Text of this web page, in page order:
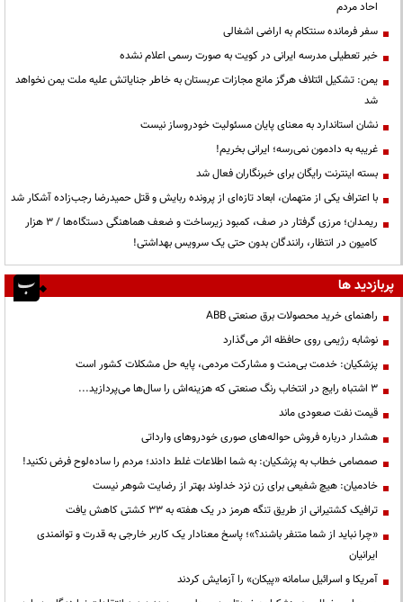
احاد مردم
سفر فرمانده سنتکام به اراضی اشغالی
خبر تعطیلی مدرسه ایرانی در کویت به صورت رسمی اعلام نشده
یمن: تشکیل ائتلاف هرگز مانع مجازات عربستان به خاطر جنایاتش علیه ملت یمن نخواهد
شد
نشان استاندارد به معنای پایان مسئولیت خودروساز نیست
غریبه به دادمون نمی‌رسه؛ ایرانی بخریم!
بسته اینترنت رایگان برای خبرنگاران فعال شد
با اعتراف یکی از متهمان، ابعاد تازه‌ای از پرونده ربایش و قتل حمیدرضا رجب‌زاده آشکار شد
ریمـدان؛ مرزی گرفتار در صف، کمبود زیرساخت و ضعف هماهنگی دستگاه‌ها / ۳ هزار
کامیون در انتظار، رانندگان بدون حتی یک سرویس بهداشتی!
پربازدید ها
راهنمای خرید محصولات برق صنعتی ABB
نوشابه رژیمی روی حافظه اثر می‌گذارد
پزشکیان: خدمت بی‌منت و مشارکت مردمی، پایه حل مشکلات کشور است
3 اشتباه رایج در انتخاب رنگ صنعتی که هزینه‌اش را سال‌ها می‌پردازید...
قیمت نفت صعودی ماند
هشدار درباره فروش حواله‌های صوری خودروهای وارداتی
صمصامی خطاب به پزشکیان: به شما اطلاعات غلط دادند؛ مردم را ساده‌لوح فرض نکنید!
خادمیان: هیچ شفیعی برای زن نزد خداوند بهتر از رضایت شوهر نیست
ترافیک کشتیرانی از طریق تنگه هرمز در یک هفته به ۳۳ کشتی کاهش یافت
«چرا نباید از شما متنفر باشند؟»؛ پاسخ معنادار یک کاربر خارجی به قدرت و توانمندی
ایرانیان
آمریکا و اسرائیل سامانه «پیکان» را آزمایش کردند